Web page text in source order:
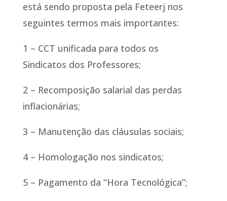
está sendo proposta pela Feteerj nos
seguintes termos mais importantes:
1 – CCT unificada para todos os
Sindicatos dos Professores;
2 – Recomposição salarial das perdas
inflacionárias;
3 – Manutenção das cláusulas sociais;
4 – Homologação nos sindicatos;
5 – Pagamento da “Hora Tecnológica”;